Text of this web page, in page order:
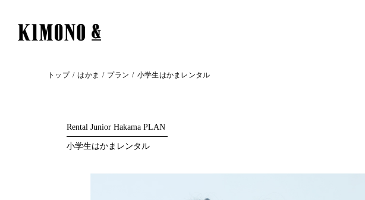
トップ はかま プラン 小学生はかまレンタル
Rental Junior Hakama PLAN
小学生はかまレンタル